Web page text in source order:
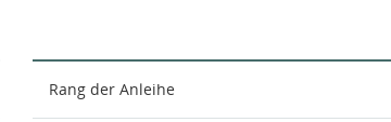
Rang der Anleihe